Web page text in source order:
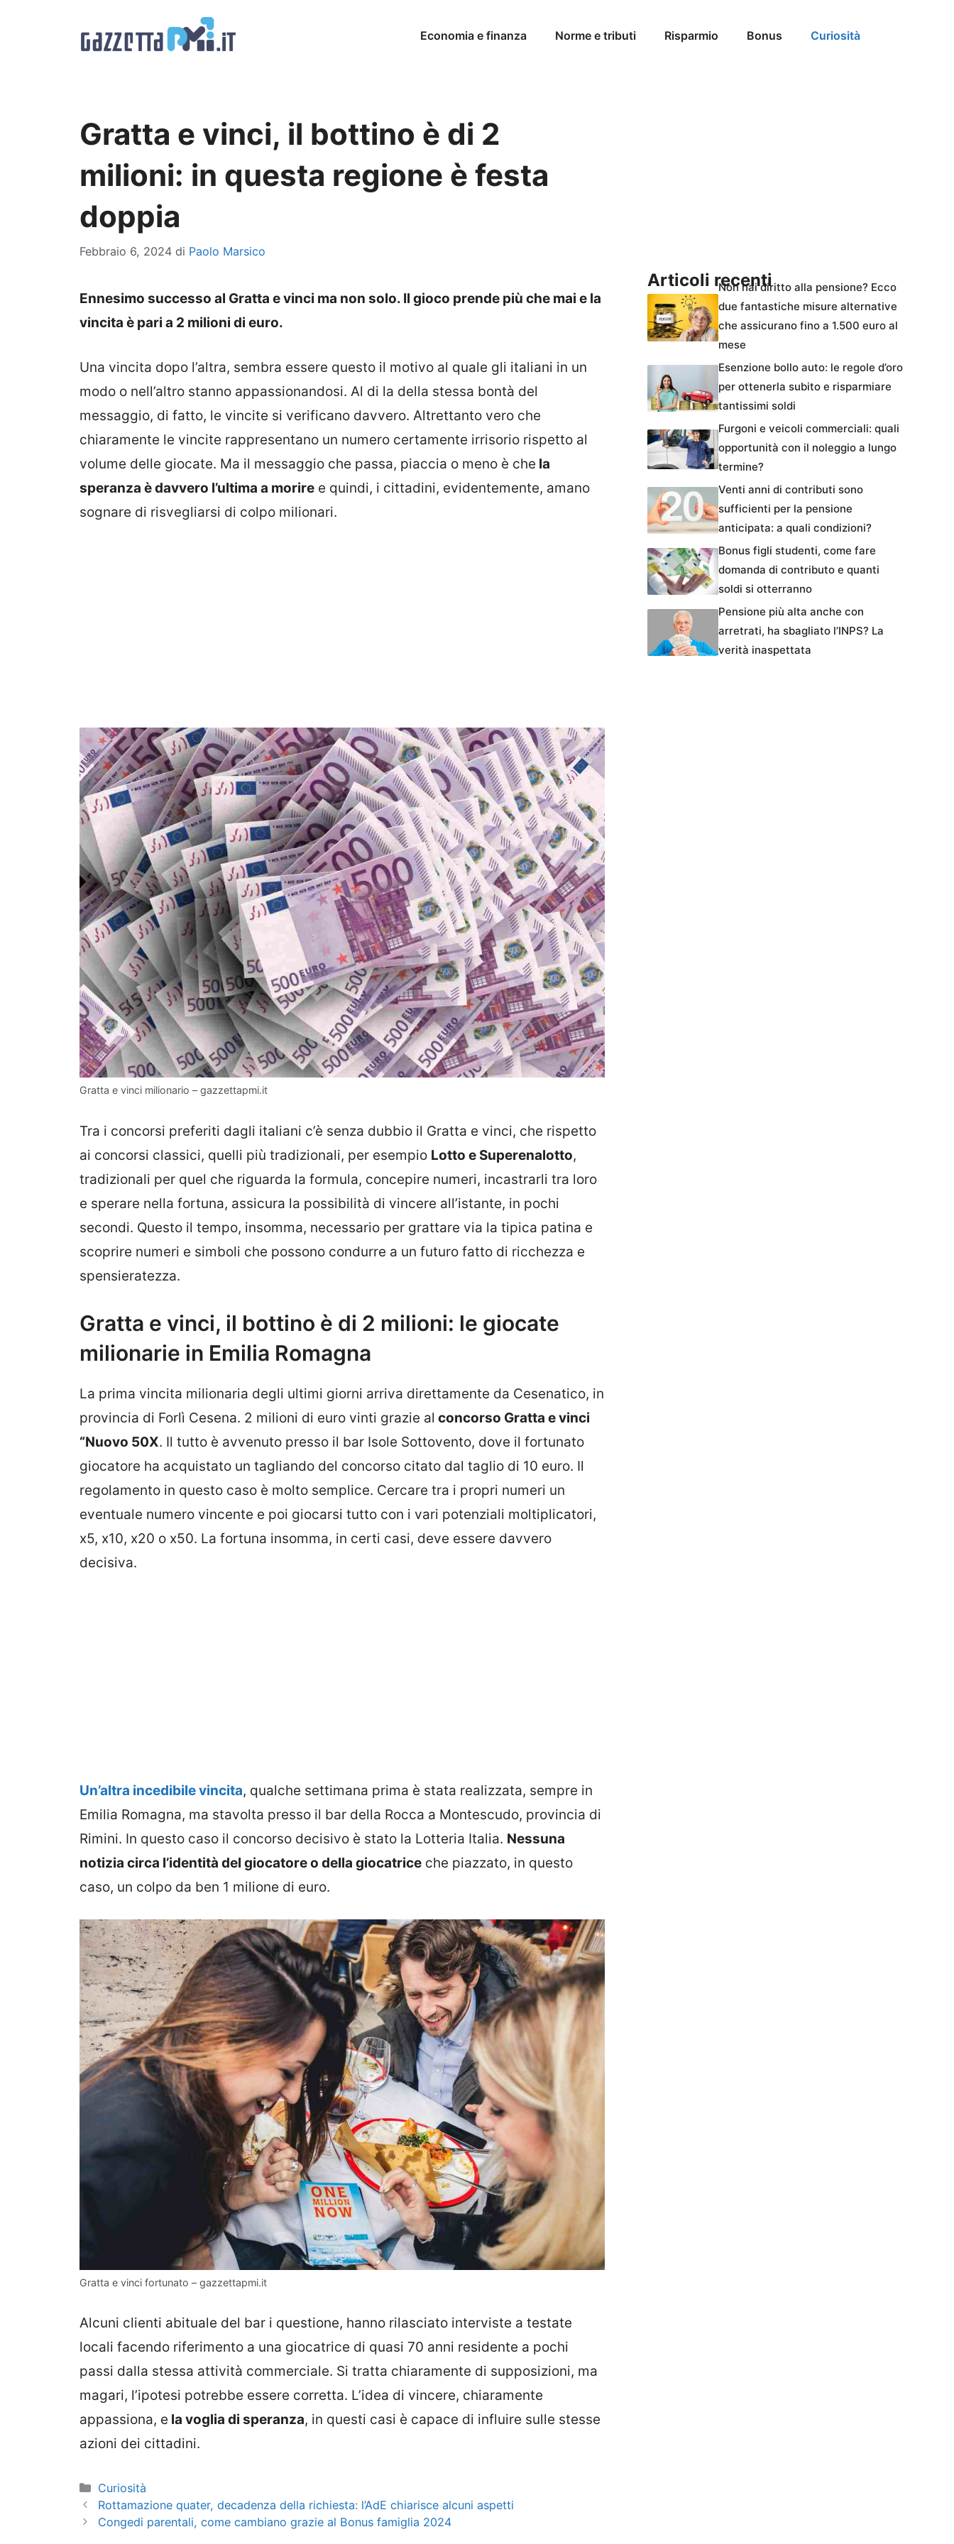
Economia e finanza Norme e tributi Risparmio Bonus Curiosità
Gratta e vinci, il bottino è di 2
milioni: in questa regione è festa
doppia
Febbraio 6, 2024 di Paolo Marsico
Ennesimo successo al Gratta e vinci ma non solo. Il gioco prende più che mai e la
vincita è pari a 2 milioni di euro.
Una vincita dopo l’altra, sembra essere questo il motivo al quale gli italiani in un
modo o nell’altro stanno appassionandosi. Al di la della stessa bontà del
messaggio, di fatto, le vincite si verificano davvero. Altrettanto vero che
chiaramente le vincite rappresentano un numero certamente irrisorio rispetto al
volume delle giocate. Ma il messaggio che passa, piaccia o meno è che la
speranza è davvero l’ultima a morire e quindi, i cittadini, evidentemente, amano
sognare di risvegliarsi di colpo milionari.
Gratta e vinci milionario – gazzettapmi.it
Tra i concorsi preferiti dagli italiani c’è senza dubbio il Gratta e vinci, che rispetto
ai concorsi classici, quelli più tradizionali, per esempio Lotto e Superenalotto,
tradizionali per quel che riguarda la formula, concepire numeri, incastrarli tra loro
e sperare nella fortuna, assicura la possibilità di vincere all’istante, in pochi
secondi. Questo il tempo, insomma, necessario per grattare via la tipica patina e
scoprire numeri e simboli che possono condurre a un futuro fatto di ricchezza e
spensieratezza.
Gratta e vinci, il bottino è di 2 milioni: le giocate
milionarie in Emilia Romagna
La prima vincita milionaria degli ultimi giorni arriva direttamente da Cesenatico, in
provincia di Forlì Cesena. 2 milioni di euro vinti grazie al concorso Gratta e vinci
“Nuovo 50X. Il tutto è avvenuto presso il bar Isole Sottovento, dove il fortunato
giocatore ha acquistato un tagliando del concorso citato dal taglio di 10 euro. Il
regolamento in questo caso è molto semplice. Cercare tra i propri numeri un
eventuale numero vincente e poi giocarsi tutto con i vari potenziali moltiplicatori,
x5, x10, x20 o x50. La fortuna insomma, in certi casi, deve essere davvero
decisiva.
Un’altra incedibile vincita, qualche settimana prima è stata realizzata, sempre in
Emilia Romagna, ma stavolta presso il bar della Rocca a Montescudo, provincia di
Rimini. In questo caso il concorso decisivo è stato la Lotteria Italia. Nessuna
notizia circa l’identità del giocatore o della giocatrice che piazzato, in questo
caso, un colpo da ben 1 milione di euro.
Gratta e vinci fortunato – gazzettapmi.it
Alcuni clienti abituale del bar i questione, hanno rilasciato interviste a testate
locali facendo riferimento a una giocatrice di quasi 70 anni residente a pochi
passi dalla stessa attività commerciale. Si tratta chiaramente di supposizioni, ma
magari, l’ipotesi potrebbe essere corretta. L’idea di vincere, chiaramente
appassiona, e la voglia di speranza, in questi casi è capace di influire sulle stesse
azioni dei cittadini.
Categorie
Curiosità
Rottamazione quater, decadenza della richiesta: l’AdE chiarisce alcuni aspetti
Congedi parentali, come cambiano grazie al Bonus famiglia 2024
Articoli recentiNon hai diritto alla pensione? Ecco
due fantastiche misure alternative
che assicurano fino a 1.500 euro al
mese
Esenzione bollo auto: le regole d’oro
per ottenerla subito e risparmiare
tantissimi soldi
Furgoni e veicoli commerciali: quali
opportunità con il noleggio a lungo
termine?
Venti anni di contributi sono
sufficienti per la pensione
anticipata: a quali condizioni?
Bonus figli studenti, come fare
domanda di contributo e quanti
soldi si otterranno
Pensione più alta anche con
arretrati, ha sbagliato l’INPS? La
verità inaspettata